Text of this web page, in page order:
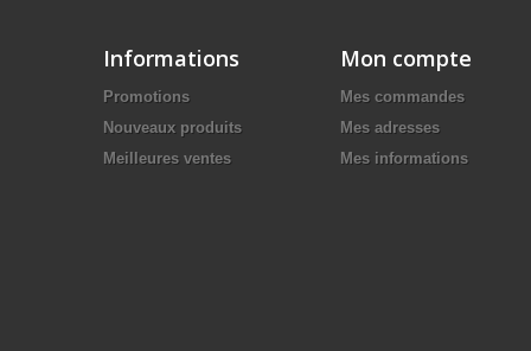
Informations
Promotions
Nouveaux produits
Meilleures ventes
Mon compte
Mes commandes
Mes adresses
Mes informations